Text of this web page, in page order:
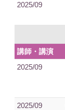
2025/09
講師・講演
2025/09
2025/09